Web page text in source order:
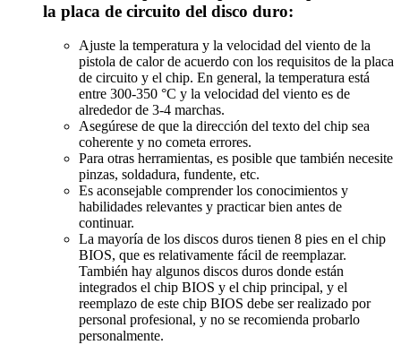
la placa de circuito del disco duro:
Ajuste la temperatura y la velocidad del viento de la
pistola de calor de acuerdo con los requisitos de la placa
de circuito y el chip. En general, la temperatura está
entre 300-350 °C y la velocidad del viento es de
alrededor de 3-4 marchas.
Asegúrese de que la dirección del texto del chip sea
coherente y no cometa errores.
Para otras herramientas, es posible que también necesite
pinzas, soldadura, fundente, etc.
Es aconsejable comprender los conocimientos y
habilidades relevantes y practicar bien antes de
continuar.
La mayoría de los discos duros tienen 8 pies en el chip
BIOS, que es relativamente fácil de reemplazar.
También hay algunos discos duros donde están
integrados el chip BIOS y el chip principal, y el
reemplazo de este chip BIOS debe ser realizado por
personal profesional, y no se recomienda probarlo
personalmente.